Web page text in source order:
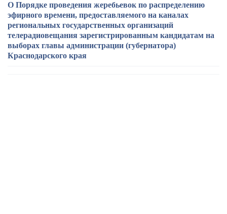
О Порядке проведения жеребьевок по распределению
эфирного времени, предоставляемого на каналах
региональных государственных организаций
телерадиовещания зарегистрированным кандидатам на
выборах главы администрации (губернатора)
Краснодарского края